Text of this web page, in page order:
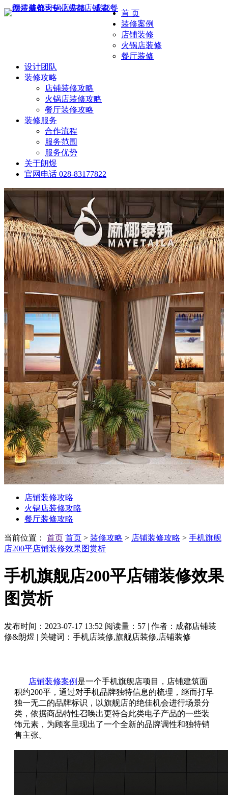
首 页
装修案例
店铺装修
火锅店装修
餐厅装修
设计团队
装修攻略
店铺装修攻略
火锅店装修攻略
餐厅装修攻略
装修服务
合作流程
服务范围
服务优势
关于朗煜
官网电话 028-83177822
店铺装修攻略
火锅店装修攻略
餐厅装修攻略
当前位置： 首页 首页 > 装修攻略 > 店铺装修攻略 > 手机旗舰
店200平店铺装修效果图赏析
手机旗舰店200平店铺装修效果
图赏析
发布时间：2023-07-17 13:52 阅读量：57 | 作者：成都店铺装
修&朗煜 | 关键词：手机店装修,旗舰店装修,店铺装修
店铺装修案例 是一个手机旗舰店项目，店铺建筑面
积约200平，通过对手机品牌独特信息的梳理，继而打早
独一无二的品牌标识，以旗舰店的绝佳机会进行场景分
类，依据商品特性召唤出更符合此类电子产品的一些装
饰元素，为顾客呈现出了一个全新的品牌调性和独特销
售主张。